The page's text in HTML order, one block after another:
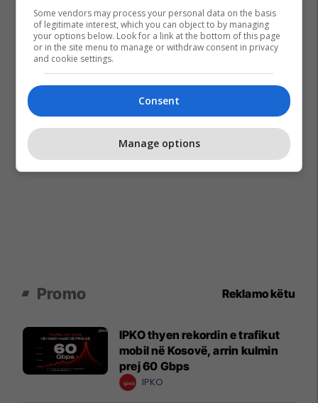
Promo Reklamo këtu
IPKO thyen rekordin e trafikut
mobil në Kosovë, arrin kulmin
prej 60 Gbps
IPKO
Some vendors may process your personal data on the basis
of legitimate interest, which you can object to by managing
your options below. Look for a link at the bottom of this page
or in the site menu to manage or withdraw consent in privacy
and cookie settings.
Consent
Manage options